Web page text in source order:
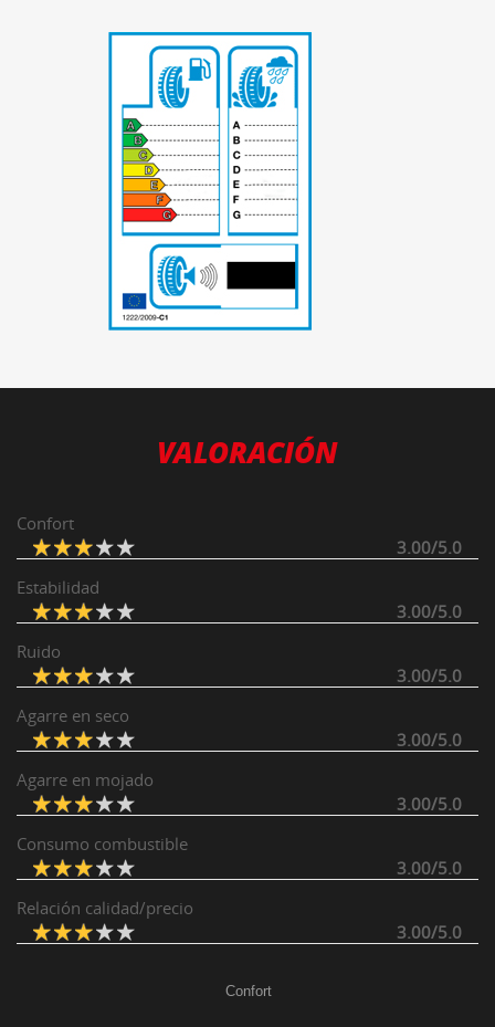
VALORACIÓN
Confort
3.00/5.0
Estabilidad
3.00/5.0
Ruido
3.00/5.0
Agarre en seco
3.00/5.0
Agarre en mojado
3.00/5.0
Consumo combustible
3.00/5.0
Relación calidad/precio
3.00/5.0
Confort